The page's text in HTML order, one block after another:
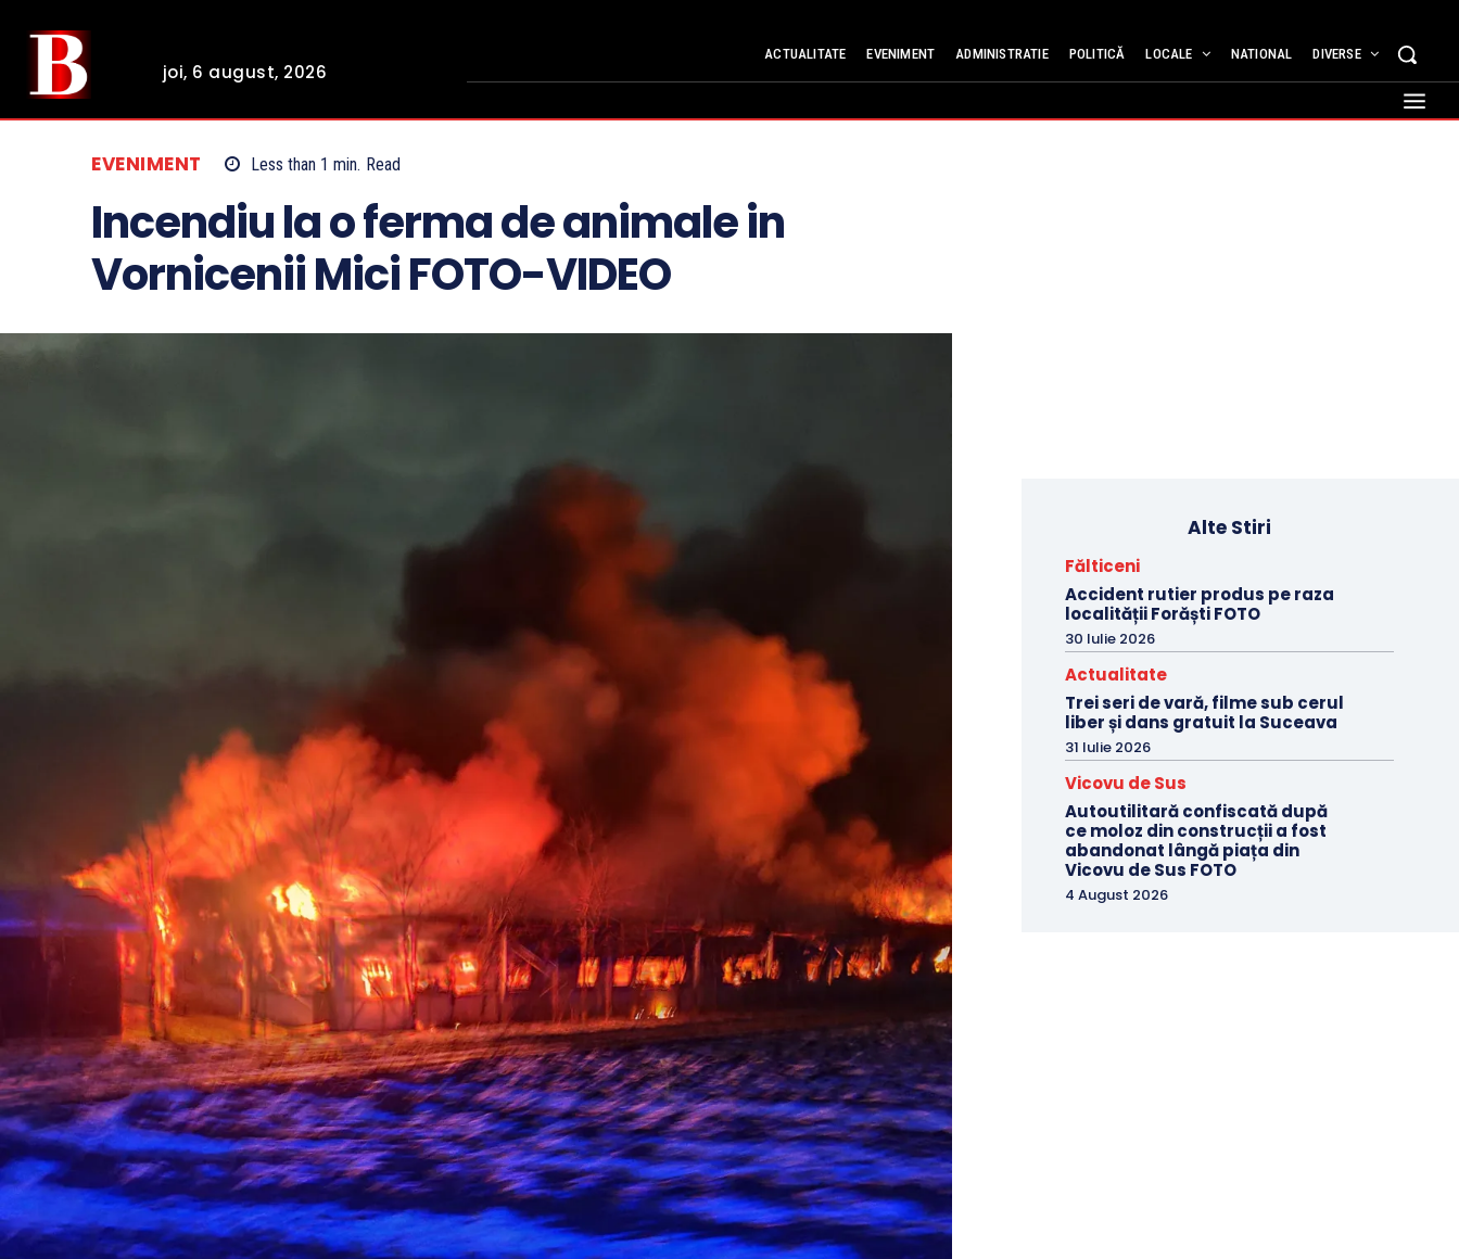
joi, 6 august, 2026
ACTUALITATE EVENIMENT ADMINISTRATIE POLITICĂ LOCALE NATIONAL DIVERSE
EVENIMENT Less than 1 min. Read
Incendiu la o ferma de animale in
Vornicenii Mici FOTO-VIDEO
Alte Stiri
Fălticeni
Accident rutier produs pe raza
localității Forăști FOTO
30 Iulie 2026
Actualitate
Trei seri de vară, filme sub cerul
liber și dans gratuit la Suceava
31 Iulie 2026
Vicovu de Sus
Autoutilitară confiscată după
ce moloz din construcții a fost
abandonat lângă piața din
Vicovu de Sus FOTO
4 August 2026